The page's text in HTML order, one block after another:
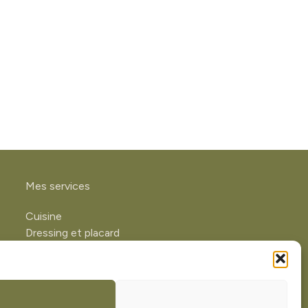
Mes services
Cuisine
Dressing et placard
Conception 3D